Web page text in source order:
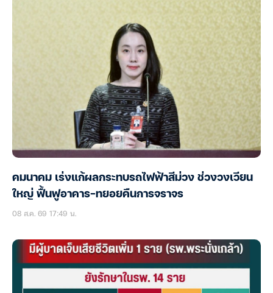
คมนาคม เร่งแก้ผลกระทบรถไฟฟ้าสีม่วง ช่วงวงเวียน
ใหญ่ ฟื้นฟูอาคาร-ทยอยคืนการจราจร
08 ส.ค. 69 17:49 น.